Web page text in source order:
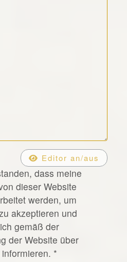
Editor an/aus
dass meine
dieser Website
werden, um
akzeptieren und
gemäß der
der Website über
*